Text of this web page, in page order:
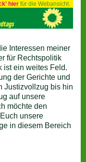
hierfür die Webansicht.
Interessen meiner
für Rechtspolitik
ist ein weites Feld.
der Gerichte und
Justizvollzug bis hin
auf unsere
möchte den
unsere
in diesem Bereich